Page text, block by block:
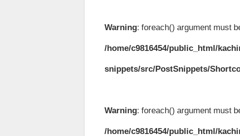
Warning: foreach() argument must
/home/c9816454/public_html/
snippets/src/PostSnippets/
Warning: foreach() argument must
/home/c9816454/public_html/